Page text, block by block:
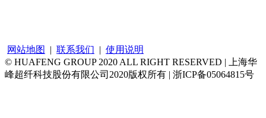
网站地图 | 联系我们 | 使用说明
© HUAFENG GROUP 2020 ALL RIGHT RESERVED | 上海华
峰超纤科技股份有限公司2020版权所有 | 浙ICP备05064815号